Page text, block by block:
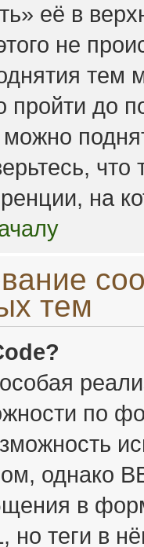
её в
не
тем
пройти до
на
тем
по
однако
в
но теги в